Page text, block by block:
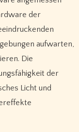
der
aufwarten,
Die
der
Licht und